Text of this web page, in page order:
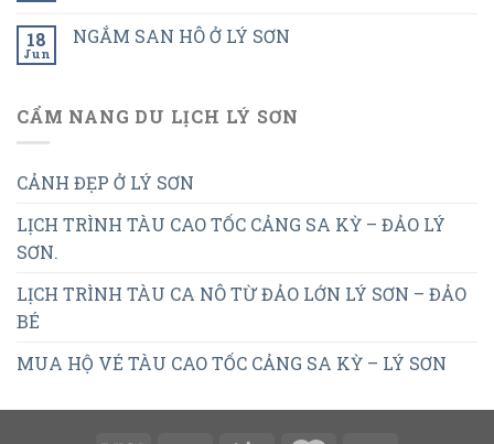
18
Jun
NGẮM SAN HÔ Ở LÝ SƠN
CẨM NANG DU LỊCH LÝ SƠN
CẢNH ĐẸP Ở LÝ SƠN
LỊCH TRÌNH TÀU CAO TỐC CẢNG SA KỲ – ĐẢO LÝ
SƠN.
LỊCH TRÌNH TÀU CA NÔ TỪ ĐẢO LỚN LÝ SƠN – ĐẢO
BÉ
MUA HỘ VÉ TÀU CAO TỐC CẢNG SA KỲ – LÝ SƠN